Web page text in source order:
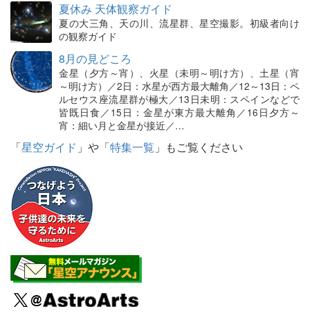
夏休み 天体観察ガイド
夏の大三角、天の川、流星群、星空撮影。初級者向け
の観察ガイド
8月の見どころ
金星（夕方～宵）、火星（未明～明け方）、土星（宵
～明け方）／2日：水星が西方最大離角／12～13日：ペ
ルセウス座流星群が極大／13日未明：スペインなどで
皆既日食／15日：金星が東方最大離角／16日夕方～
宵：細い月と金星が接近／…
「星空ガイド 」や「特集一覧 」もご覧ください